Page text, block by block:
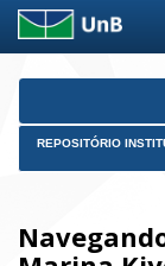
Skip
REPOSITÓRIO